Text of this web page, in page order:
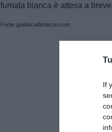
If
fumata bianca è attesa a
Fonte gianlucadimarzio.com